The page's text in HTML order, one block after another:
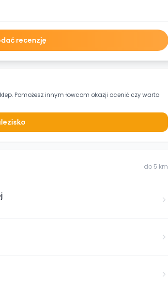
recenzję
Pomożesz innym łowcom okazji ocenić czy warto
do 5 km